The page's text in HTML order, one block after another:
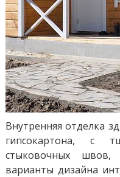
Внутренняя отделка
гипсокартона, с
стыковочных
варианты дизайна